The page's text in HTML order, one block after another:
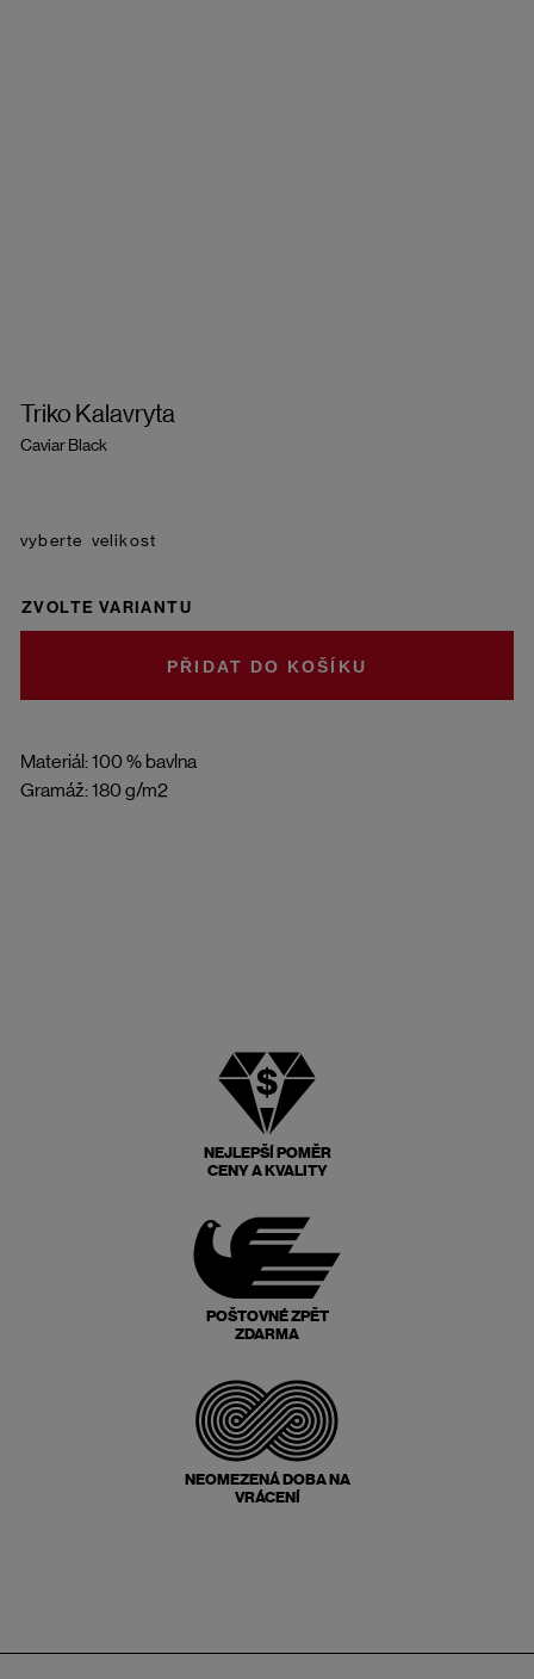
Triko Kalavryta
Caviar Black
Materiál: 100 % bavlna
Gramáž: 180 g/m2
velikost
ZVOLTE VARIANTU
DO KOŠÍKU
NEJLEPŠÍ POMĚR
CENY A KVALITY
POŠTOVNÉ ZPĚT
ZDARMA
NEOMEZENÁ DOBA NA
VRÁCENÍ